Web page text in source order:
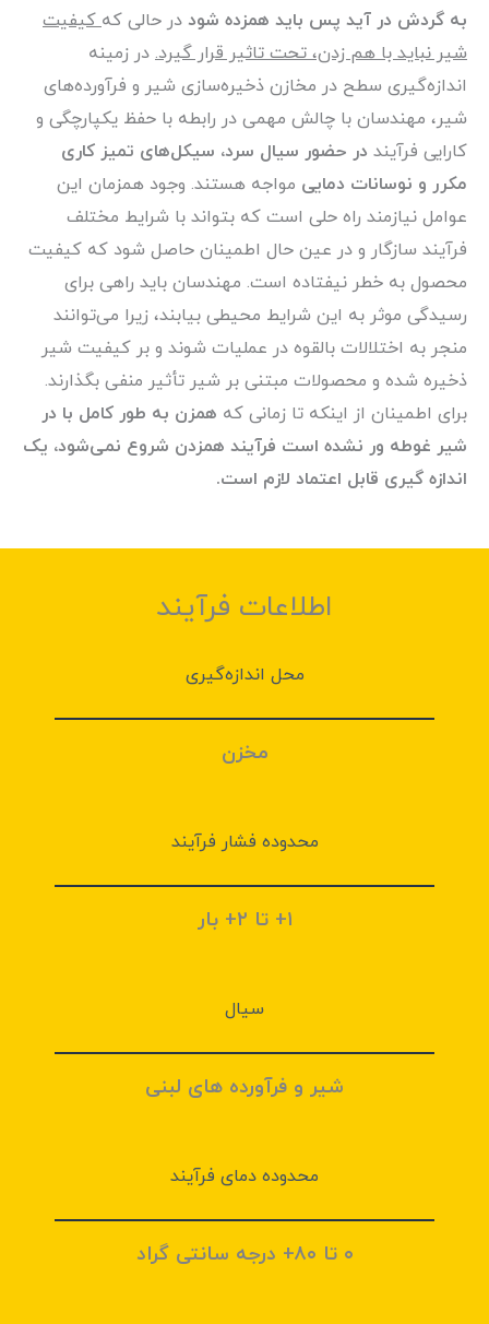
به گردش در آید پس باید همزده شود در حالی که کیفیت
شیر نباید با هم زدن، تحت تاثیر قرار گیرد. در زمینه
اندازه‌گیری سطح در مخازن ذخیره‌سازی شیر و فرآورده‌های
شیر، مهندسان با چالش مهمی در رابطه با حفظ یکپارچگی و
کارایی فرآیند در حضور سیال سرد، سیکل‌های تمیز کاری
مکرر و نوسانات دمایی مواجه هستند. وجود همزمان این
عوامل نیازمند راه حلی است که بتواند با شرایط مختلف
فرآیند سازگار و در عین حال اطمینان حاصل شود که کیفیت
محصول به خطر نیفتاده است. مهندسان باید راهی برای
رسیدگی موثر به این شرایط محیطی بیابند، زیرا می‌توانند
منجر به اختلالات بالقوه در عملیات شوند و بر کیفیت شیر
ذخیره شده و محصولات مبتنی بر شیر تأثیر منفی بگذارند.
برای اطمینان از اینکه تا زمانی که همزن به طور کامل با در
شیر غوطه ور نشده است فرآیند همزدن شروع نمی‌شود، یک
اندازه گیری قابل اعتماد لازم است.
اطلاعات فرآیند
محل اندازه‌گیری
مخزن
محدوده فشار فرآیند
۱+ تا ۲+ بار
سیال
شیر و فرآورده های لبنی
محدوده دمای فرآیند
۰ تا ۸۰+ درجه سانتی گراد